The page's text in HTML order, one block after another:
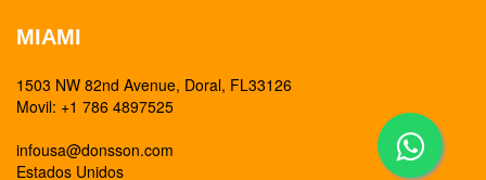
MIAMI
1503 NW 82nd Avenue, Doral, FL33126
Movil: +1 786 4897525
infousa@donsson.com
Estados Unidos